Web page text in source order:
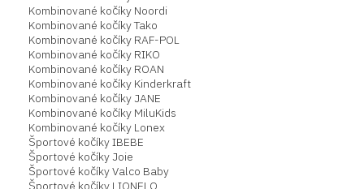
Kombinované kočíky Noordi
Kombinované kočíky Tako
Kombinované kočíky RAF-POL
Kombinované kočíky RIKO
Kombinované kočíky ROAN
Kombinované kočíky Kinderkraft
Kombinované kočíky JANE
Kombinované kočíky MiluKids
Kombinované kočíky Lonex
Športové kočíky IBEBE
Športové kočíky Joie
Športové kočíky Valco Baby
Športové kočíky LIONELO